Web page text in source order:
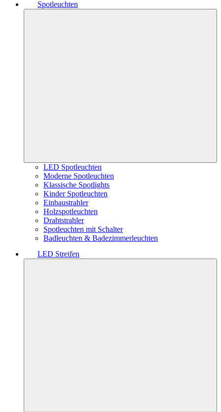
Spotleuchten
LED Spotleuchten
Moderne Spotleuchten
Klassische Spotlights
Kinder Spotleuchten
Einbaustrahler
Holzspotleuchten
Drahtstrahler
Spotleuchten mit Schalter
Badleuchten & Badezimmerleuchten
LED Streifen